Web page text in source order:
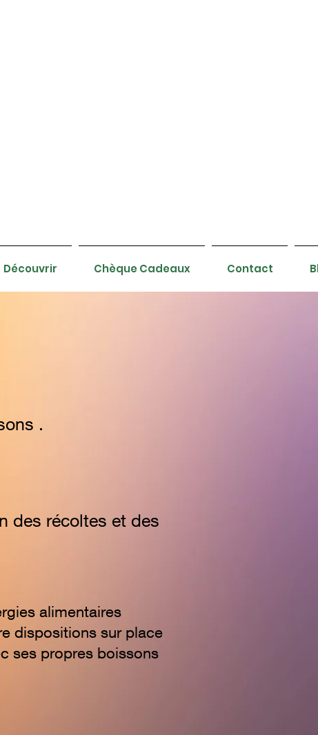
Découvrir Chèque Cadeaux Contact
.
des récoltes et des
alimentaires
dispositions sur place
ses propres boissons